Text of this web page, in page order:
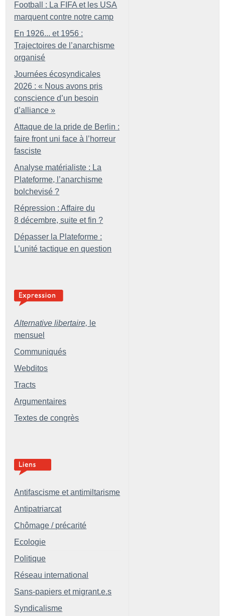
Football : La FIFA et les USA
marquent contre notre camp
En 1926... et 1956 :
Trajectoires de l’anarchisme
organisé
Journées écosyndicales
2026 : « Nous avons pris
conscience d’un besoin
d’alliance »
Attaque de la pride de Berlin :
faire front uni face à l’horreur
fasciste
Analyse matérialiste : La
Plateforme, l’anarchisme
bolchevisé ?
Répression : Affaire du
8 décembre, suite et fin ?
Dépasser la Plateforme :
L’unité tactique en question
Alternative libertaire, le
mensuel
Communiqués
Webditos
Tracts
Argumentaires
Textes de congrès
Antifascisme et antimiltarisme
Antipatriarcat
Chômage / précarité
Ecologie
Politique
Réseau international
Sans-papiers et migrant.e.s
Syndicalisme